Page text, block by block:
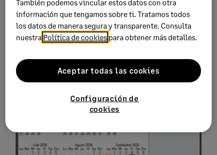
También podemos vincular estos datos con otra
información que tengamos sobre ti. Tratamos todos
los datos de manera segura y transparente. Consulta
nuestra Política de cookies para obtener más detalles.
Configuración de
cookies
Aceptar todas las cookies